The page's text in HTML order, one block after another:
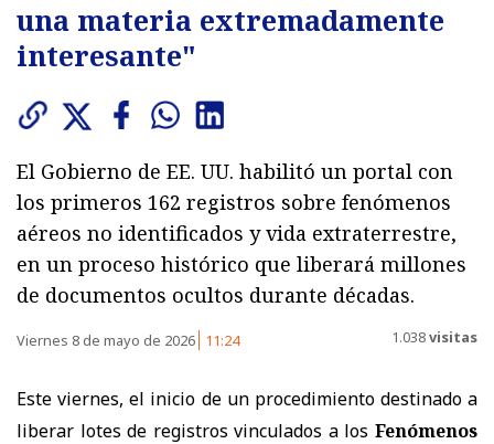
una materia extremadamente
interesante"
El Gobierno de EE. UU. habilitó un portal con
los primeros 162 registros sobre fenómenos
aéreos no identificados y vida extraterrestre,
en un proceso histórico que liberará millones
de documentos ocultos durante décadas.
Viernes 8 de mayo de 2026 11:24 1.038visitas
Este viernes, el inicio de un procedimiento destinado a
liberar lotes de registros vinculados a los Fenómenos